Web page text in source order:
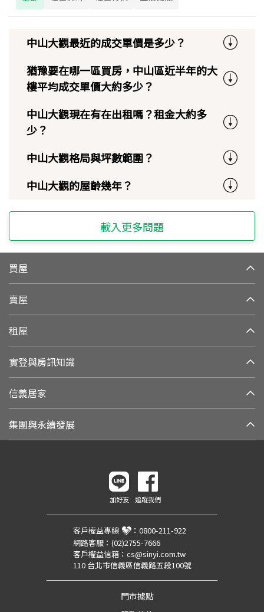
中山大觀最近的成交單價是多少？
猶豫要在哪一區買房，中山區近半年的大
樓平均成交單價大約多少？
中山大觀現在有在出租嗎？租金大約多
少？
中山大觀格局與坪數範圍？
中山大觀的屋齡幾年？
載入更多問題
買屋
賣屋
租屋
實登與房訊知識
信義居家
集團與永續發展
加好友 追蹤我們
客戶權益專線 ： 0800-211-922
網路客服： (02)2755-7666
客戶權益信箱： cs@sinyi.com.tw
110 台北市信義區信義路五段100號
門市據點